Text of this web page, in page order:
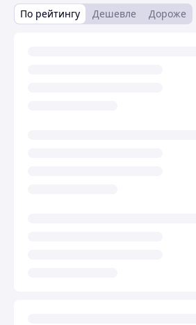
По рейтингу Дешевле Дороже